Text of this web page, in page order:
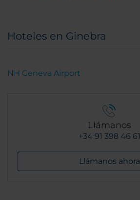
Hoteles en Ginebra
NH Geneva Airport
Llámanos
+34 91 398 46 61
Llámanos ahora